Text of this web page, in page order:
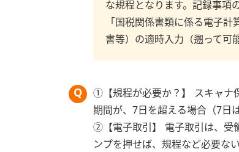
な規程となります。記録事項
「国税関係書類に係る電子
書等）の適時入力（遡って可
①【規程が必要か？】 スキャナ
期間が、7日を超える場合（7日
②【電子取引】 電子取引は、受
ンプを押せば、規程など必要ない